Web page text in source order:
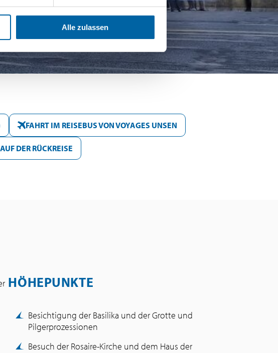
Alle zulassen
FAHRT IM REISEBUS VON VOYAGES UNSEN
DER RÜCKREISE
HÖHEPUNKTE
Besichtigung der Basilika und der Grotte und
Pilgerprozessionen
Besuch der Rosaire-Kirche und dem Haus der